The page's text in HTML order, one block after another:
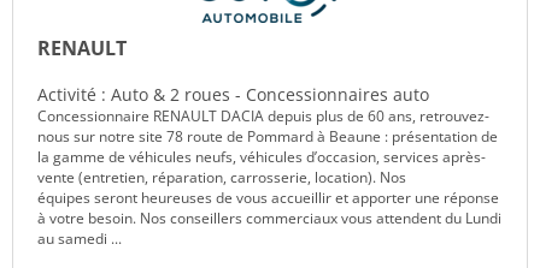
RENAULT
Activité : Auto & 2 roues - Concessionnaires auto
Concessionnaire RENAULT DACIA depuis plus de 60 ans, retrouvez-
nous sur notre site 78 route de Pommard à Beaune : présentation de
la gamme de véhicules neufs, véhicules d’occasion, services après-
vente (entretien, réparation, carrosserie, location). Nos
équipes seront heureuses de vous accueillir et apporter une réponse
à votre besoin. Nos conseillers commerciaux vous attendent du Lundi
au samedi ...